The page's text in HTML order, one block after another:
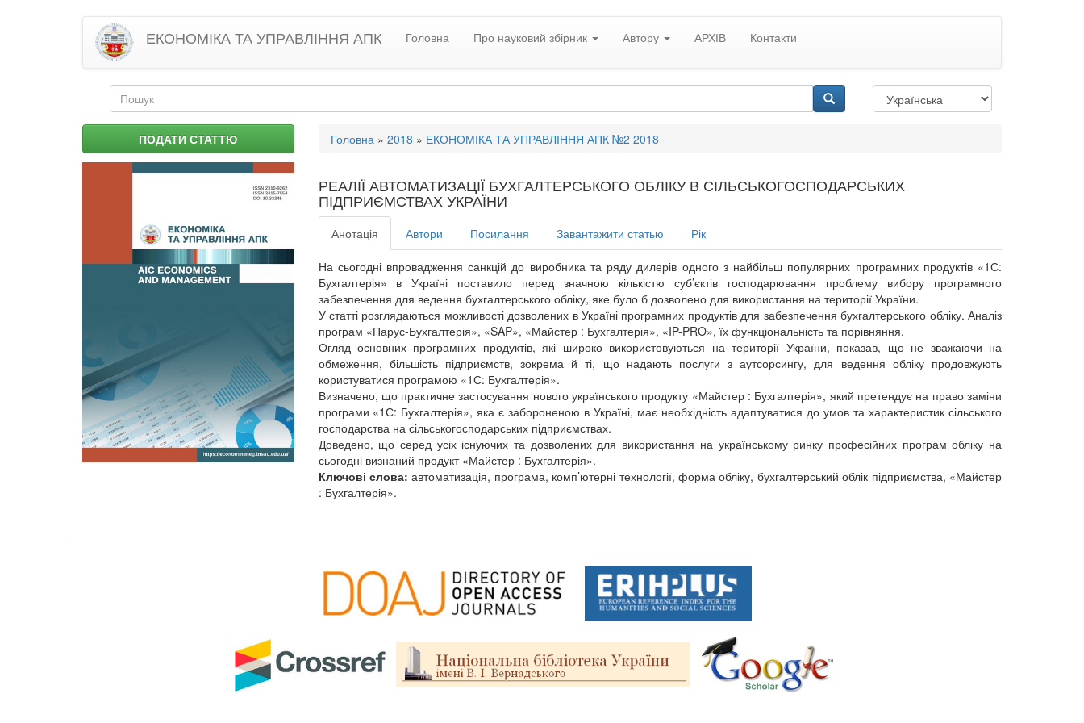
ЕКОНОМІКА ТА УПРАВЛІННЯ АПК Головна Про науковий збірник Автору АРХІВ Контакти
Пошукова
форма
ПОДАТИ СТАТТЮ Ви
тут
Головна » 2018 » ЕКОНОМІКА ТА УПРАВЛІННЯ АПК №2 2018
РЕАЛІЇ АВТОМАТИЗАЦІЇ БУХГАЛТЕРСЬКОГО ОБЛІКУ В СІЛЬСЬКОГОСПОДАРСЬКИХ
ПІДПРИЄМСТВАХ УКРАЇНИ
Анотація Автори Посилання Завантажити статью Рік
На сьогодні впровадження санкцій до виробника та ряду дилерів одного з найбільш популярних програмних продуктів «1С:
Бухгалтерія» в Україні поставило перед значною кількістю суб’єктів господарювання проблему вибору програмного
забезпечення для ведення бухгалтерського обліку, яке було б дозволено для використання на території України.
У статті розглядаються можливості дозволених в Україні програмних продуктів для забезпечення бухгалтерського обліку. Аналіз
програм «Парус-Бухгалтерія», «SAP», «Майстер : Бухгалтерія», «IP-PRO», їх функціональність та порівняння.
Огляд основних програмних продуктів, які широко використовуються на території України, показав, що не зважаючи на
обмеження, більшість підприємств, зокрема й ті, що надають послуги з аутсорсингу, для ведення обліку продовжують
користуватися програмою «1С: Бухгалтерія».
Визначено, що практичне застосування нового українського продукту «Майстер : Бухгалтерія», який претендує на право заміни
програми «1С: Бухгалтерія», яка є забороненою в Україні, має необхідність адаптуватися до умов та характеристик сільського
господарства на сільськогосподарських підприємствах.
Доведено, що серед усіх існуючих та дозволених для використання на українському ринку професійних програм обліку на
сьогодні визнаний продукт «Майстер : Бухгалтерія».
Ключові слова: автоматизація, програма, комп’ютерні технології, форма обліку, бухгалтерський облік підприємства, «Майстер
: Бухгалтерія».